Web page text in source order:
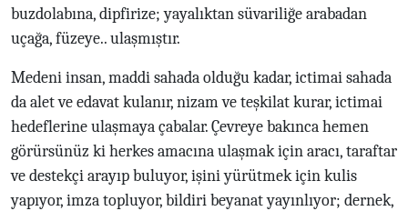
buzdolabına, dipfirize; yayalıktan süvariliğe arabadan
uçağa, füzeye.. ulaşmıştır.
Medeni insan, maddi sahada olduğu kadar, ictimai sahada
da alet ve edavat kulanır, nizam ve teşkilat kurar, ictimai
hedeflerine ulaşmaya çabalar. Çevreye bakınca hemen
görürsünüz ki herkes amacına ulaşmak için aracı, taraftar
ve destekçi arayıp buluyor, işini yürütmek için kulis
yapıyor, imza topluyor, bildiri beyanat yayınlıyor; dernek,